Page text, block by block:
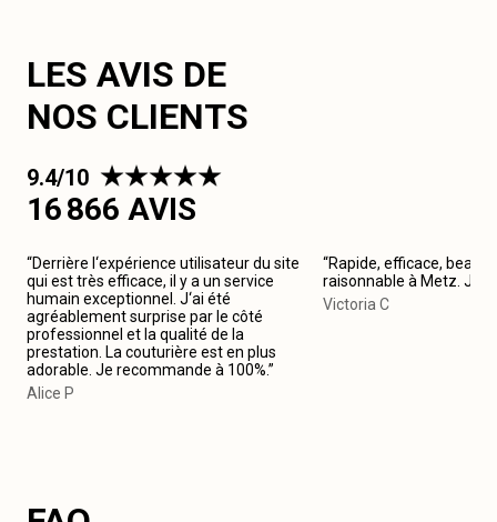
LES AVIS DE
NOS CLIENTS
9.4/10
16 866 AVIS
“Derrière l‘expérience utilisateur du site
qui est très efficace, il y a un service
humain exceptionnel. J‘ai été
agréablement surprise par le côté
professionnel et la qualité de la
prestation. La couturière est en plus
adorable. Je recommande à 100%.”
Alice P
“Rapide, efficace, beau
raisonnable à Metz. Je
Victoria C